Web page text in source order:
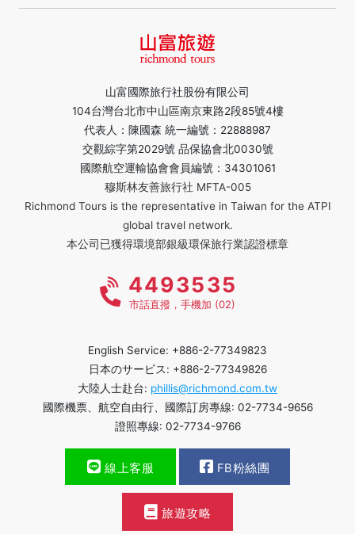
山富國際旅行社股份有限公司
104台灣台北市中山區南京東路2段85號4樓
代表人：陳國森 統一編號：22888987
交觀綜字第2029號 品保協會北0030號
國際航空運輸協會會員編號：34301061
穆斯林友善旅行社 MFTA-005
Richmond Tours is the representative in Taiwan for the ATPI
global travel network.
本公司已獲得環境部銀級環保旅行業認證標章
4493535
市話直撥，手機加 (02)
English Service: +886-2-77349823
日本のサービス: +886-2-77349826
大陸人士赴台: phillis@richmond.com.tw
國際機票、航空自由行、國際訂房專線: 02-7734-9656
證照專線: 02-7734-9766
線上客服 FB粉絲團
旅遊攻略